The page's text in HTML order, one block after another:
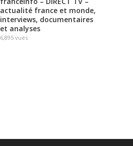
actualité france et monde,
interviews, documentaires
et analyses
6,895 vues